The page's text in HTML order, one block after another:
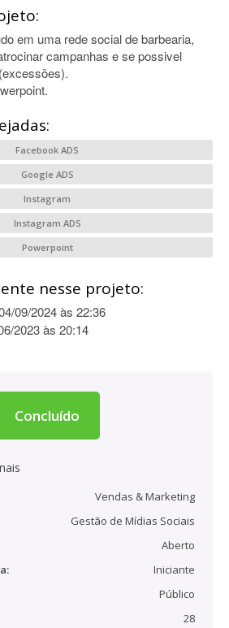
em uma rede social de barbearia,
campanhas e se possivel
Facebook ADS
Google ADS
Instagram
Instagram ADS
Powerpoint
nesse projeto:
09/2024 às 22:36
2023 às 20:14
Concluído
Vendas & Marketing
Gestão de Mídias Sociais
Aberto
Iniciante
Público
28